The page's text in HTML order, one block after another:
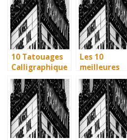
Uniques pour
immortaliser
vos amitiés
: Ravenne, la
ville aux
monuments
UNESCO
10 Tatouages
Calligraphique
s : Citations et
Phrases
Uniques pour
immortaliser
vos amitiés
Les 10
meilleures
villes
visiter en
: Ravenne, la
ville aux
monuments
UNESCO